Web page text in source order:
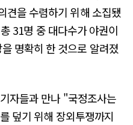
견을 수렴하기 위해 소집됐
31명 중 대다수가 야권이
명확히 한 것으로 알려졌
자들과 만나 "국정조사는
덮기 위해 장외투쟁까지